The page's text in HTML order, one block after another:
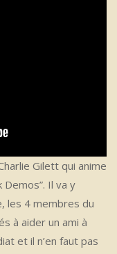
Gilett qui anime
Demos”. Il va y
les 4 membres du
à aider un ami à
et il n’en faut pas